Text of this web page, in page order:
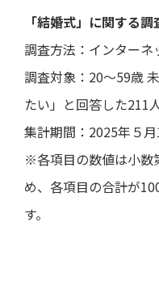
「結婚式」に関する調
調査方法：インターネ
調査対象：20～59歳
たい」と回答した211
集計期間：2025年５
※各項目の数値は小数
め、各項目の合計が
す。